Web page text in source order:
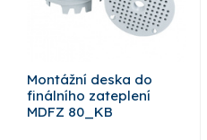
Montážní deska do
finálního zateplení
MDFZ 80_KB